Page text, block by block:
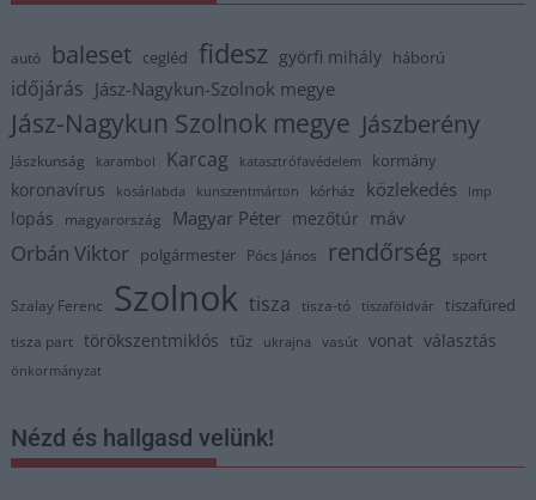
autó baleset cegléd fidesz györfi mihály háború
időjárás Jász-Nagykun-Szolnok megye
Jász-Nagykun Szolnok megye Jászberény
Jászkunság karambol Karcag katasztrófavédelem kormány
koronavírus kosárlabda kunszentmárton kórház közlekedés lmp
lopás magyarország Magyar Péter mezőtúr máv
Orbán Viktor polgármester Pócs János rendőrség sport
Szalay Ferenc Szolnok tisza tisza-tó tiszaföldvár tiszafüred
tisza part törökszentmiklós tűz ukrajna vasút vonat választás
önkormányzat
Nézd és hallgasd velünk!